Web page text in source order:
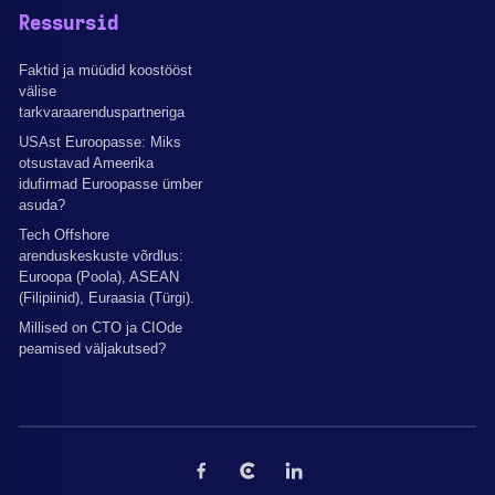
Ressursid
Faktid ja müüdid koostööst
välise
tarkvaraarenduspartneriga
USAst Euroopasse: Miks
otsustavad Ameerika
idufirmad Euroopasse ümber
asuda?
Tech Offshore
arenduskeskuste võrdlus:
Euroopa (Poola), ASEAN
(Filipiinid), Euraasia (Türgi).
Millised on CTO ja CIOde
peamised väljakutsed?